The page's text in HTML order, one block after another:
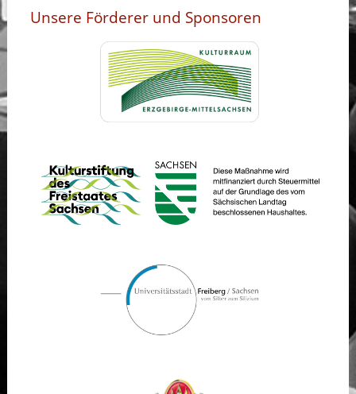
Unsere Förderer und Sponsoren